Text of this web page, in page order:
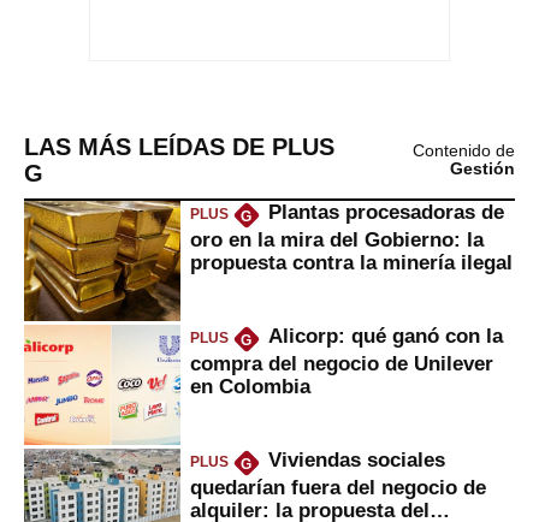
LAS MÁS LEÍDAS DE PLUS
G
Contenido de
Gestión
PLUS G
Plantas procesadoras de
oro en la mira del Gobierno: la
propuesta contra la minería ilegal
PLUS G
Alicorp: qué ganó con la
compra del negocio de Unilever
en Colombia
PLUS G
Viviendas sociales
quedarían fuera del negocio de
alquiler: la propuesta del